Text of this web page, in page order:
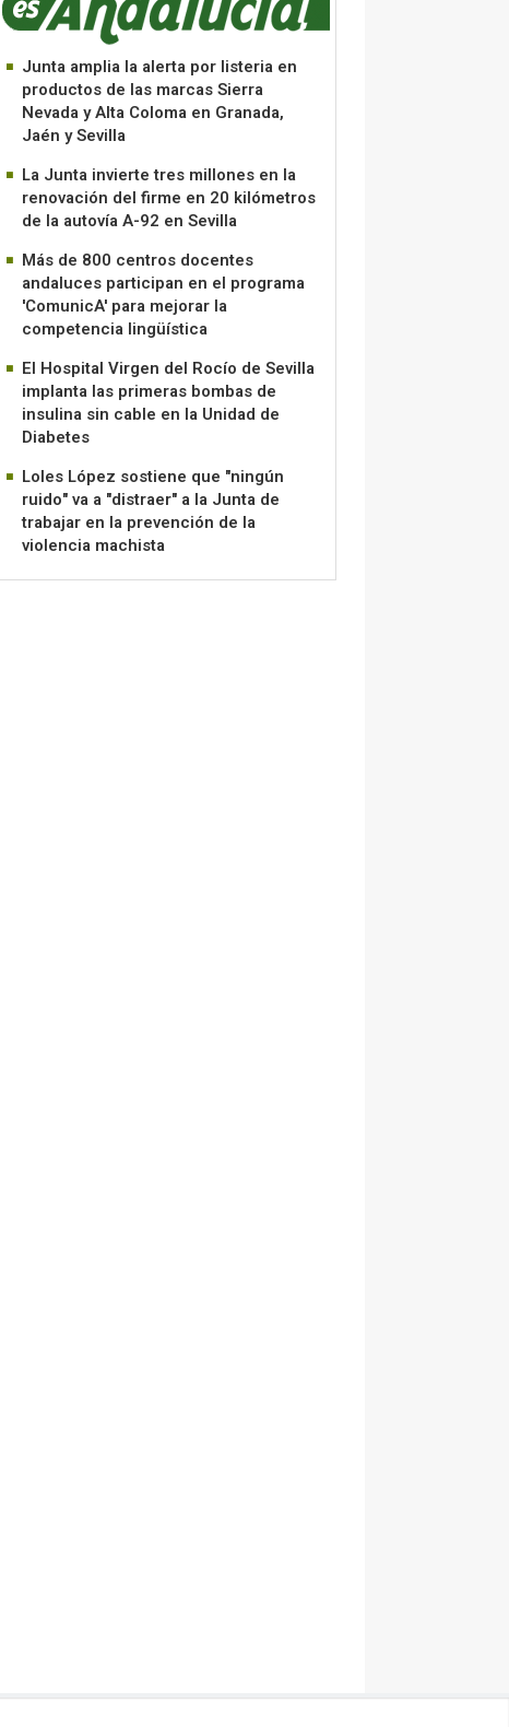
Junta amplia la alerta por listeria en
productos de las marcas Sierra
Nevada y Alta Coloma en Granada,
Jaén y Sevilla
La Junta invierte tres millones en la
renovación del firme en 20 kilómetros
de la autovía A-92 en Sevilla
Más de 800 centros docentes
andaluces participan en el programa
'ComunicA' para mejorar la
competencia lingüística
El Hospital Virgen del Rocío de Sevilla
implanta las primeras bombas de
insulina sin cable en la Unidad de
Diabetes
Loles López sostiene que "ningún
ruido" va a "distraer" a la Junta de
trabajar en la prevención de la
violencia machista